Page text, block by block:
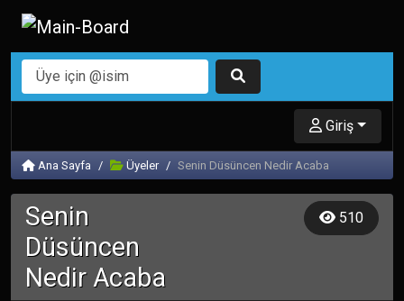
Giriş
Ana Sayfa Üyeler Senin Düsüncen Nedir Acaba
Senin
Düsüncen
Nedir Acaba
510